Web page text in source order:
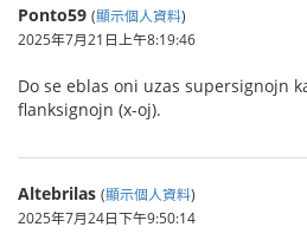
Ponto59 (顯示個人資料)
2025年7月21日上午8:19:46
Do se eblas oni uzas supersignojn
flanksignojn (x-oj).
Altebrilas (顯示個人資料)
2025年7月24日下午9:50:14